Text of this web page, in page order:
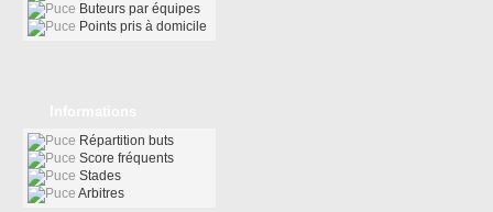
Buteurs par équipes
Points pris à domicile
Répartition buts
Score fréquents
Stades
Arbitres